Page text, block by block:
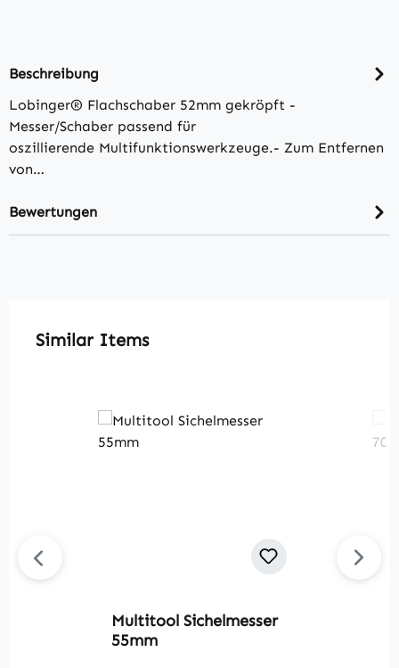
Beschreibung
Lobinger® Flachschaber 52mm gekröpft -
Messer/Schaber passend für
oszillierende Multifunktionswerkzeuge.- Zum Entfernen
von…
Bewertungen
Produktgalerie überspringen
Similar Items
Multitool Sichelmesser
55mm